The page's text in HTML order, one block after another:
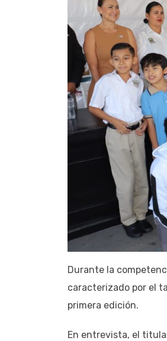
Durante la
caracterizado por el
primera edición.
En entrevista, el